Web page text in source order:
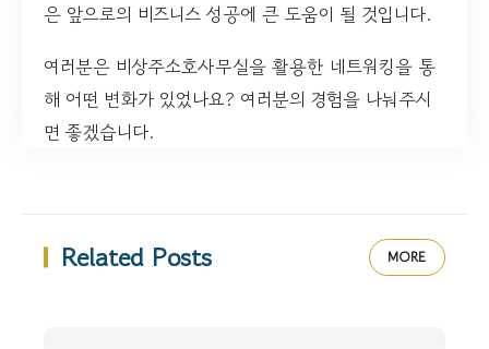
은 앞으로의 비즈니스 성공에 큰 도움이 될 것입니다.
여러분은 비상주소호사무실을 활용한 네트워킹을 통
해 어떤 변화가 있었나요? 여러분의 경험을 나눠주시
면 좋겠습니다.
Related Posts MORE